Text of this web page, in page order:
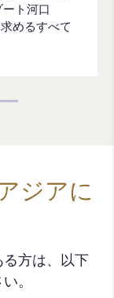
ート河口
めるすべて
ジアに
方は、以下
。​